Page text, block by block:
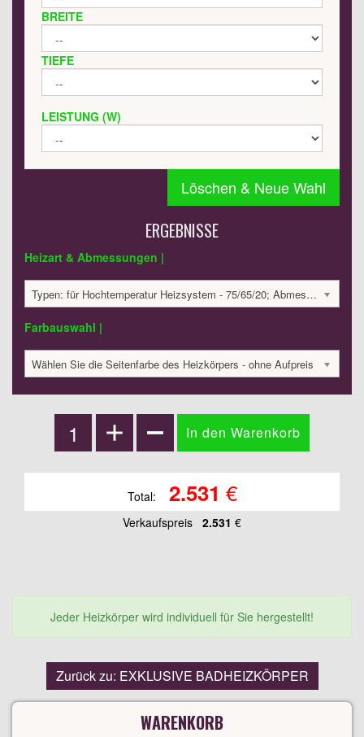
BREITE
TIEFE
LEISTUNG (W)
Löschen & Neue Wahl
ERGEBNISSE
Heizart & Abmessungen |
Typen: für Hochtemperatur Heizsystem - 75/65/20; Abmessungen: 1800x495x60 mm; 993 Watt:; 2530.73 €
Farbauswahl |
Wählen Sie die Seitenfarbe des Heizkörpers - ohne Aufpreis
Total: 2.531 €
Verkaufspreis 2.531 €
Jeder Heizkörper wird individuell für Sie hergestellt!
Zurück zu: EXKLUSIVE BADHEIZKÖRPER
WARENKORB